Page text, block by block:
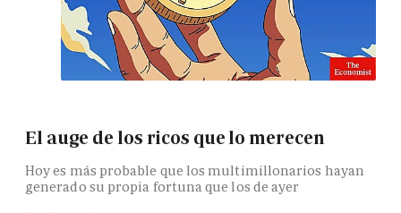
El auge de los ricos que lo merecen
Hoy es más probable que los multimillonarios hayan
generado su propia fortuna que los de ayer